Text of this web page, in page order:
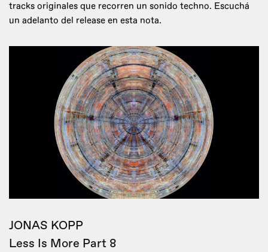
tracks originales que recorren un sonido techno. Escuchá
un adelanto del release en esta nota.
JONAS KOPP
Less Is More Part 8